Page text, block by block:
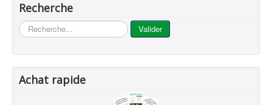
Recherche
... Valider
Achat rapide